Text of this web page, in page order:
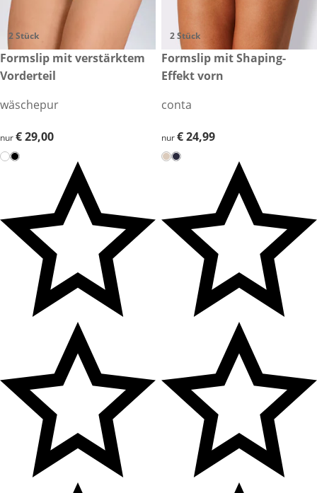
2 Stück
€ 29,00
Formslip mit verstärktem
Vorderteil
wäschepur
€ 29,00
nur€ 29,00
2 Stück
€ 24,99
Formslip mit Shaping-
Effekt vorn
conta
€ 24,99
nur€ 24,99